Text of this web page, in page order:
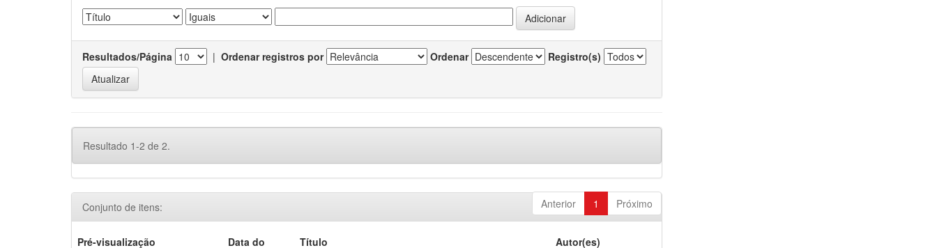
Resultados/Página | Ordenar registros por Ordenar Registro(s)
Resultado 1-2 de 2.
Anterior 1 Próximo
Conjunto de itens:
Pré-visualização
Data do
Título Autor(es)